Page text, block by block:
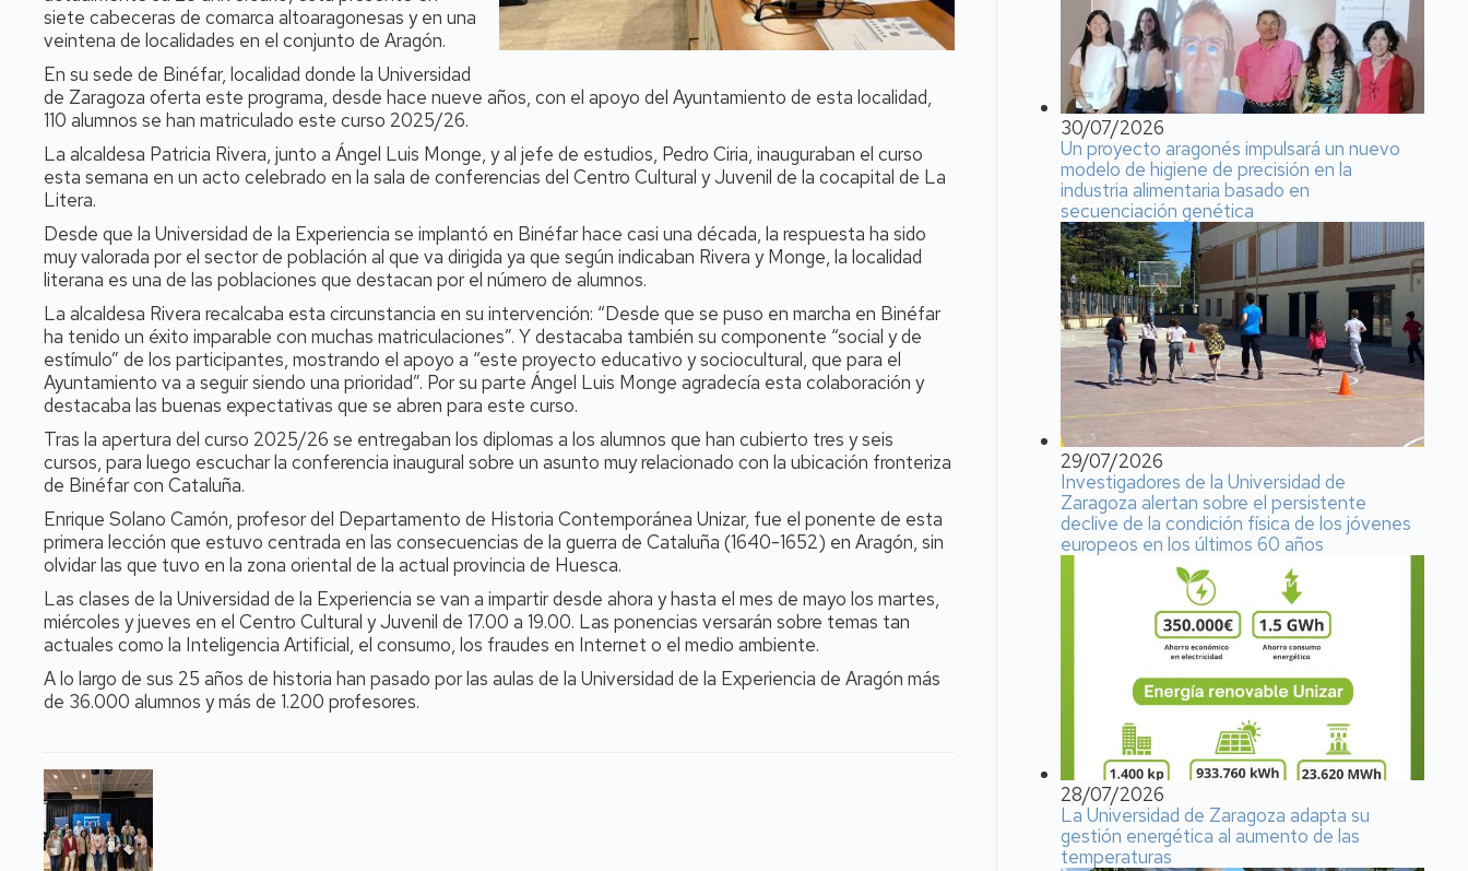
siete cabeceras de comarca altoaragonesas y en una
veintena de localidades en el conjunto de Aragón.
En su sede de Binéfar, localidad donde la Universidad
de Zaragoza oferta este programa, desde hace nueve años, con el apoyo del Ayuntamiento de esta localidad,
110 alumnos se han matriculado este curso 2025/26.
La alcaldesa Patricia Rivera, junto a Ángel Luis Monge, y al jefe de estudios, Pedro Ciria, inauguraban el curso
esta semana en un acto celebrado en la sala de conferencias del Centro Cultural y Juvenil de la cocapital de La
Litera.
Desde que la Universidad de la Experiencia se implantó en Binéfar hace casi una década, la respuesta ha sido
muy valorada por el sector de población al que va dirigida ya que según indicaban Rivera y Monge, la localidad
literana es una de las poblaciones que destacan por el número de alumnos.
La alcaldesa Rivera recalcaba esta circunstancia en su intervención: “Desde que se puso en marcha en Binéfar
ha tenido un éxito imparable con muchas matriculaciones”. Y destacaba también su componente “social y de
estímulo” de los participantes, mostrando el apoyo a “este proyecto educativo y sociocultural, que para el
Ayuntamiento va a seguir siendo una prioridad”. Por su parte Ángel Luis Monge agradecía esta colaboración y
destacaba las buenas expectativas que se abren para este curso.
Tras la apertura del curso 2025/26 se entregaban los diplomas a los alumnos que han cubierto tres y seis
cursos, para luego escuchar la conferencia inaugural sobre un asunto muy relacionado con la ubicación fronteriza
de Binéfar con Cataluña.
Enrique Solano Camón, profesor del Departamento de Historia Contemporánea Unizar, fue el ponente de esta
primera lección que estuvo centrada en las consecuencias de la guerra de Cataluña (1640-1652) en Aragón, sin
olvidar las que tuvo en la zona oriental de la actual provincia de Huesca.
Las clases de la Universidad de la Experiencia se van a impartir desde ahora y hasta el mes de mayo los martes,
miércoles y jueves en el Centro Cultural y Juvenil de 17.00 a 19.00. Las ponencias versarán sobre temas tan
actuales como la Inteligencia Artificial, el consumo, los fraudes en Internet o el medio ambiente.
A lo largo de sus 25 años de historia han pasado por las aulas de la Universidad de la Experiencia de Aragón más
de 36.000 alumnos y más de 1.200 profesores.
30/07/2026
Un proyecto aragonés impulsará un nuevo
modelo de higiene de precisión en la
industria alimentaria basado en
secuenciación genética
29/07/2026
Investigadores de la Universidad de
Zaragoza alertan sobre el persistente
declive de la condición física de los jóvenes
europeos en los últimos 60 años
28/07/2026
La Universidad de Zaragoza adapta su
gestión energética al aumento de las
temperaturas